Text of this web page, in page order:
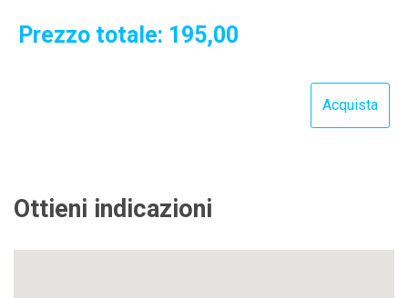
Prezzo totale: 195,00
Ottieni indicazioni